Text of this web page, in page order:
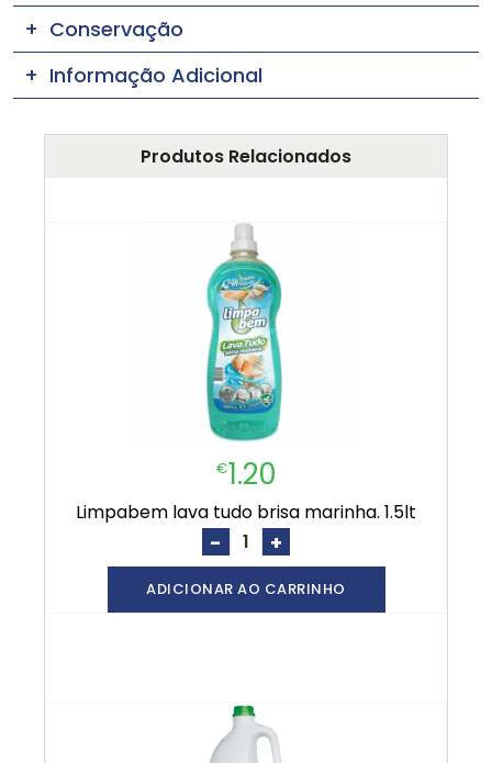
Conservação
Informação Adicional
Produtos Relacionados
€1.20
limpabem lava tudo brisa marinha. 1.5lt
- +
ADICIONAR AO CARRINHO